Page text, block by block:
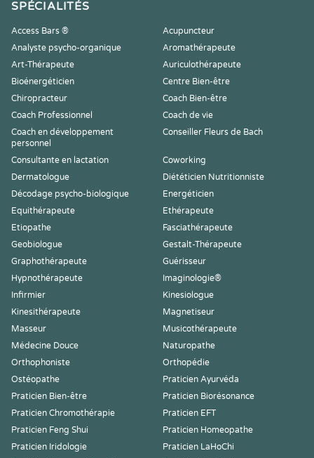
SPÉCIALITÉS
Access Bars ®
Acupuncteur
Analyste psycho-organique
Aromathérapeute
Art-Thérapeute
Auriculothérapeute
Bioénergéticien
Centre Bien-être
Chiropracteur
Coach Bien-être
Coach Professionnel
Coach de vie
Coach en développement
personnel
Conseiller Fleurs de Bach
Consultante en lactation
Coworking
Dermatologue
Diététicien Nutritionniste
Décodage psycho-biologique
Energéticien
Equithérapeute
Ethérapeute
Etiopathe
Fasciathérapeute
Geobiologue
Gestalt-Thérapeute
Graphothérapeute
Guérisseur
Hypnothérapeute
Imaginologie®
Infirmier
Kinesiologue
Kinesithérapeute
Magnetiseur
Masseur
Musicothérapeute
Médecine Douce
Naturopathe
Orthophoniste
Orthopédie
Ostéopathe
Praticien Ayurvéda
Praticien Bien-être
Praticien Biorésonance
Praticien Chromothérapie
Praticien EFT
Praticien Feng Shui
Praticien Homeopathe
Praticien Iridologie
Praticien LaHoChi